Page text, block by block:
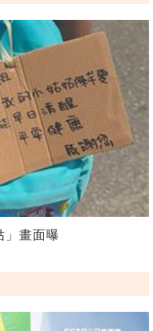
」畫面曝